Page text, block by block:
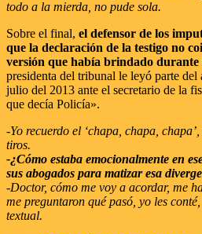
todo a la mierda, no pude sola.
Sobre el final, el defensor de los
que la declaración de la testigo no
versión que había brindado durante
presidenta del tribunal le leyó parte del
julio del 2013 ante el secretario de la
que decía Policía».
-Yo recuerdo el ‘chapa, chapa,
tiros.
-¿Cómo estaba emocionalmente en
sus abogados para matizar esa
-Doctor, cómo me voy a acordar, me
me preguntaron qué pasó, yo les
textual.